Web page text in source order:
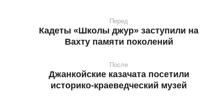
Перед
Кадеты «Школы джур» заступили на
Вахту памяти поколений
После
Джанкойские казачата посетили
историко-краеведческий музей